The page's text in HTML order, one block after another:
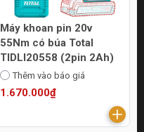
Máy khoan pin 20v
55Nm có búa Total
TIDLI20558 (2pin 2Ah)
Thêm vào báo giá
1.670.000₫